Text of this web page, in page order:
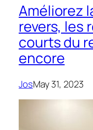
Améliorez
revers, les
courts du
encore
JosMay 31, 2023